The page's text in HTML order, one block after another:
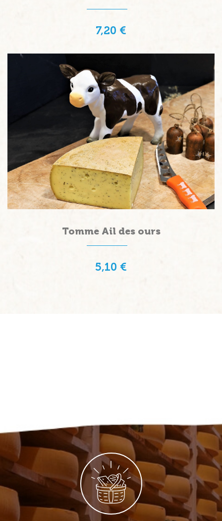
7,20 €
Tomme Ail des ours
5,10 €